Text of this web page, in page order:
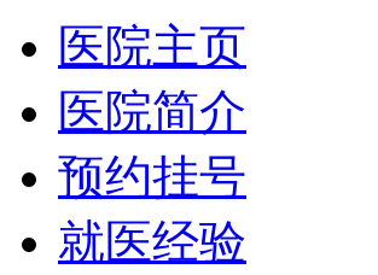
医院主页
医院简介
预约挂号
就医经验